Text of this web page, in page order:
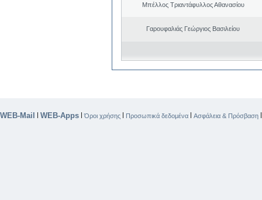
Μπέλλος Τριαντάφυλλος Αθανασίου
Γαρουφαλιάς Γεώργιος Βασιλείου
WEB-Mail | WEB-Apps |Όροι χρήσης | Προσωπικά δεδομένα | Ασφάλεια & Πρόσβαση